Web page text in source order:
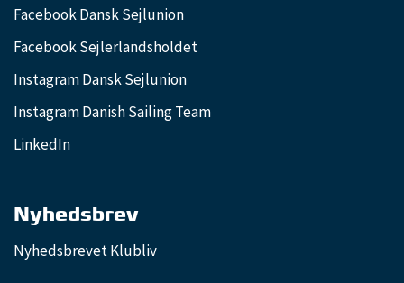
Facebook Dansk Sejlunion
Facebook Sejlerlandsholdet
Instagram Dansk Sejlunion
Instagram Danish Sailing Team
LinkedIn
Nyhedsbrev
Nyhedsbrevet Klubliv